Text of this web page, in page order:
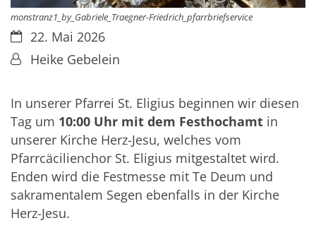
monstranz1_by_Gabriele_Traegner-Friedrich_pfarrbriefservice
Datum:22. Mai 2026
Von:Heike Gebelein
In unserer Pfarrei St. Eligius beginnen wir diesen
Tag um 10:00 Uhr mit dem Festhochamt in
unserer Kirche Herz-Jesu, welches vom
Pfarrcäcilienchor St. Eligius mitgestaltet wird.
Enden wird die Festmesse mit Te Deum und
sakramentalem Segen ebenfalls in der Kirche
Herz-Jesu.